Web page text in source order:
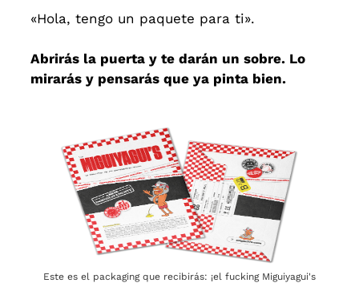
«Hola, tengo un paquete para ti».
Abrirás la puerta y te darán un sobre. Lo
mirarás y pensarás que ya pinta bien.
Este es el packaging que recibirás: ¡el fucking Miguiyagui's